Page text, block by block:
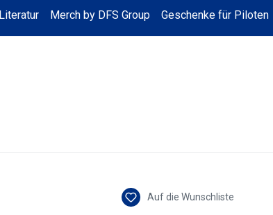
Literatur Merch by DFS Group Geschenke für Piloten
Auf die Wunschliste